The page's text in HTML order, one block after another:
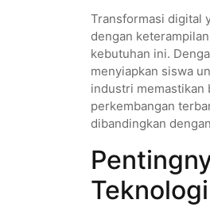
Transformasi digital
dengan
kebutuhan ini.
menyiapkan siswa
industri memastikan
perkembangan
dibandingkan
Teknologi